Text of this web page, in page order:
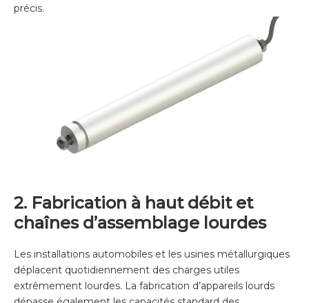
précis.
2. Fabrication à haut débit et
chaînes d’assemblage lourdes
Les installations automobiles et les usines métallurgiques
déplacent quotidiennement des charges utiles
extrêmement lourdes. La fabrication d’appareils lourds